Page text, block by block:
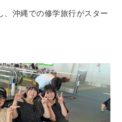
、沖縄での修学旅行がスター